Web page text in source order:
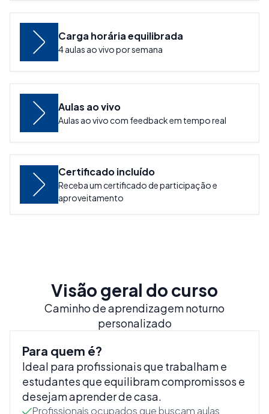
Carga horária equilibrada
4 aulas ao vivo por semana
Aulas ao vivo
Aulas ao vivo com feedback em tempo real
Certificado incluído
Receba um certificado de participação e
aproveitamento
Visão geral do curso
Caminho de aprendizagem noturno
personalizado
Para quem é?
Ideal para profissionais que trabalham e
estudantes que equilibram compromissos e
desejam aprender de casa.
Profissionais ocupados que buscam aulas